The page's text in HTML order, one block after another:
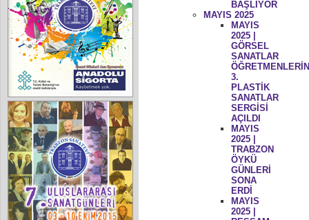
BAŞLIYOR
MAYIS 2025
MAYIS
2025 |
GÖRSEL
SANATLAR
3.
PLASTİK
SANATLAR
SERGİSİ
AÇILDI
MAYIS
2025 |
TRABZON
ÖYKÜ
GÜNLERİ
SONA
ERDİ
MAYIS
2025 |